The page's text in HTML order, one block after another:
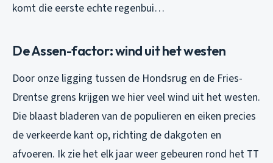
komt die eerste echte regenbui…
De Assen-factor: wind uit het westen
Door onze ligging tussen de Hondsrug en de Fries-
Drentse grens krijgen we hier veel wind uit het westen.
Die blaast bladeren van de populieren en eiken precies
de verkeerde kant op, richting de dakgoten en
afvoeren. Ik zie het elk jaar weer gebeuren rond het TT